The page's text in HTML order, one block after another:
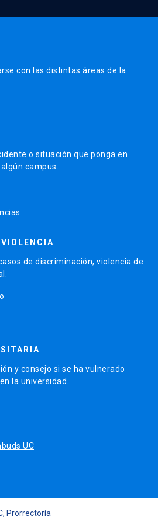
con las distintas áreas de la
o situación que ponga en
campus.
de discriminación, violencia de
y consejo si se ha vulnerado
la universidad.
UC
Prorrectoría